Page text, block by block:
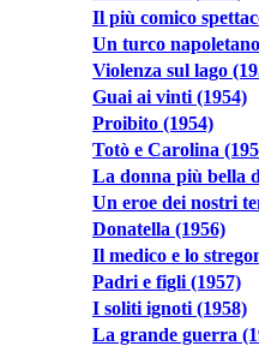
Il più comico
Un turco
Violenza sul lago
Guai ai vinti (1954)
Proibito (1954)
Totò e Carolina
La donna più bella
Un eroe dei nostri
Donatella (1956)
Il medico e lo
Padri e figli (1957)
I soliti ignoti (1958)
La grande guerra